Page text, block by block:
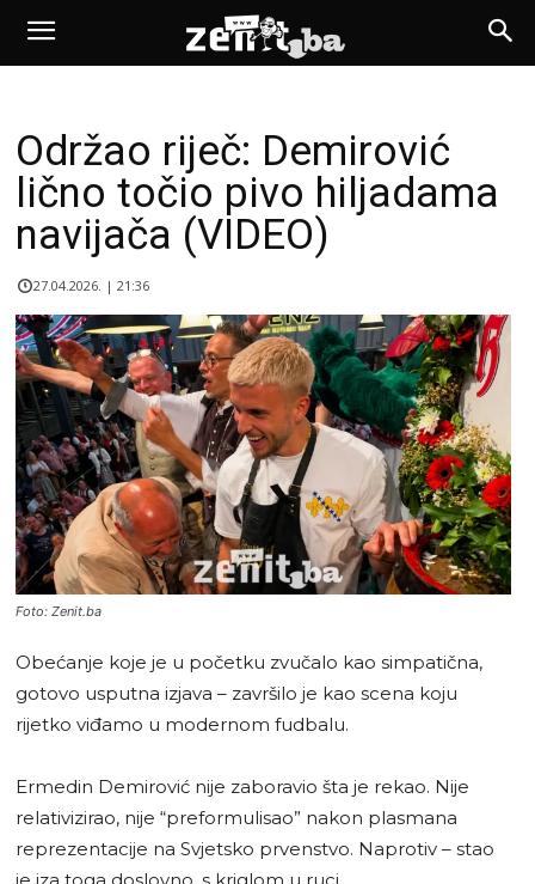
Održao riječ: Demirović
lično točio pivo hiljadama
navijača (VIDEO)
27.04.2026. | 21:36
Foto: Zenit.ba
Obećanje koje je u početku zvučalo kao simpatična,
gotovo usputna izjava – završilo je kao scena koju
rijetko viđamo u modernom fudbalu.
Ermedin Demirović nije zaboravio šta je rekao. Nije
relativizirao, nije “preformulisao” nakon plasmana
reprezentacije na Svjetsko prvenstvo. Naprotiv – stao